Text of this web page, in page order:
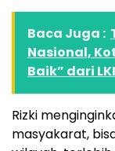
Baca Juga :
Nasional,
Baik” dari
Rizki
masyakarat,